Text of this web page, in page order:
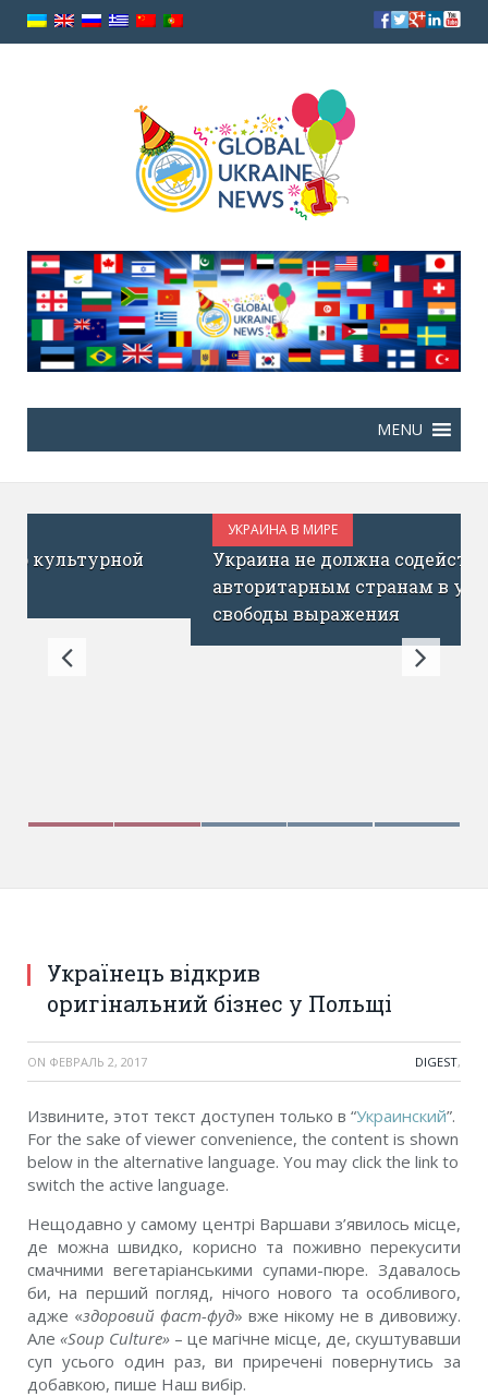
Украина не должна содействовать
авторитарным странам в угнетении
свободы выражения
Українець відкрив
оригінальний бізнес у Польщі
ON ФЕВРАЛЬ 2, 2017 DIGEST,
Извините, этот текст доступен только в “Украинский”.
For the sake of viewer convenience, the content is shown
below in the alternative language. You may click the link to
switch the active language.
Нещодавно у самому центрі Варшави з’явилось місце,
де можна швидко, корисно та поживно перекусити
смачними вегетаріанськими супами-пюре. Здавалось
би, на перший погляд, нічого нового та особливого,
адже «здоровий фаст-фуд» вже нікому не в дивовижу.
Але «Soup Culture» – це магічне місце, де, скуштувавши
суп усього один раз, ви приречені повернутись за
добавкою, пише Наш вибір.